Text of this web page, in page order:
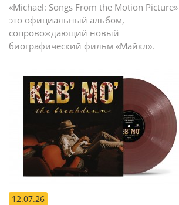
«Michael: Songs From the Motion
это официальный альбом,
сопровождающий новый
биографический фильм «Майкл».
12.07.26